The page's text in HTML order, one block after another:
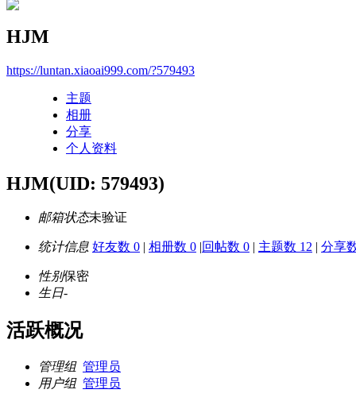
HJM
https://luntan.xiaoai999.com/?579493
主题
相册
分享
个人资料
HJM(UID: 579493)
邮箱状态未验证
统计信息 好友数 0 | 相册数 0 |回帖数 0 | 主题数 12 | 分享
性别保密
生日-
活跃概况
管理组 管理员
用户组 管理员